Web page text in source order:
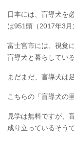
日本には、盲導犬を
は951頭（2017年3月
富士宮市には、視覚
盲導犬と暮らしてい
まだまだ、盲導犬は
こちらの「盲導犬の
見学は無料ですが、
成り立っているそうで